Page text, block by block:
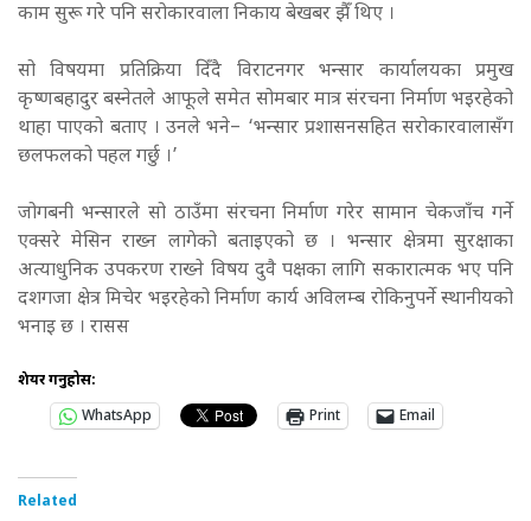
काम सुरू गरे पनि सरोकारवाला निकाय बेखबर झैँ थिए ।
सो विषयमा प्रतिक्रिया दिँदै विराटनगर भन्सार कार्यालयका प्रमुख
कृष्णबहादुर बस्नेतले आफूले समेत सोमबार मात्र संरचना निर्माण भइरहेको
थाहा पाएको बताए । उनले भने– ‘भन्सार प्रशासनसहित सरोकारवालासँग
छलफलको पहल गर्छु ।’
जोगबनी भन्सारले सो ठाउँमा संरचना निर्माण गरेर सामान चेकजाँच गर्ने
एक्सरे मेसिन राख्न लागेको बताइएको छ । भन्सार क्षेत्रमा सुरक्षाका
अत्याधुनिक उपकरण राख्ने विषय दुवै पक्षका लागि सकारात्मक भए पनि
दशगजा क्षेत्र मिचेर भइरहेको निर्माण कार्य अविलम्ब रोकिनुपर्ने स्थानीयको
भनाइ छ । रासस
शेयर गर्नुहोस:
WhatsApp
Print Email
Related